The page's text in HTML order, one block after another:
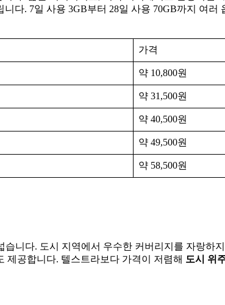
니다. 7일 사용 3GB부터 28일 사용 70GB까지 여
가격
약 10,800원
약 31,500원
약 40,500원
약 49,500원
약 58,500원
습니다. 도시 지역에서 우수한 커버리지를 자랑하
제공합니다. 텔스트라보다 가격이 저렴해 도시 위